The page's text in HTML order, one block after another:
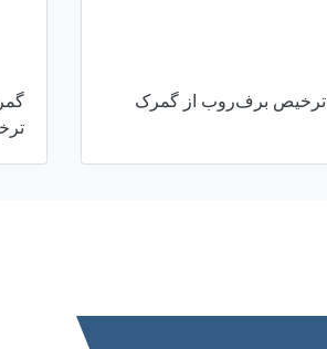
ترخیص برف‌روب از گمرک